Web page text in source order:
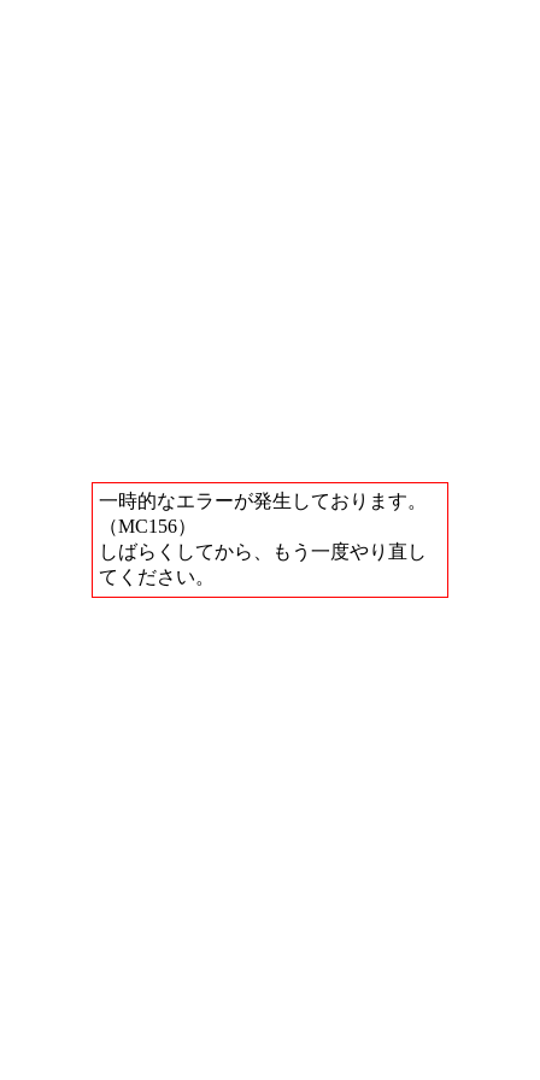
一時的なエラーが発生しております。
（MC156）
しばらくしてから、もう一度やり直し
てください。